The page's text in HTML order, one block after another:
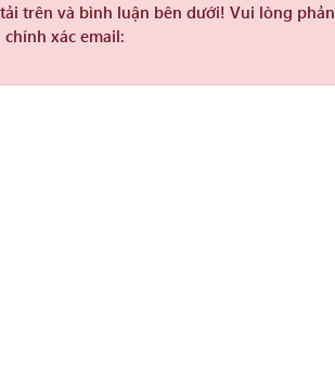
trên và bình luận bên dưới! Vui lòng phản
xác email: